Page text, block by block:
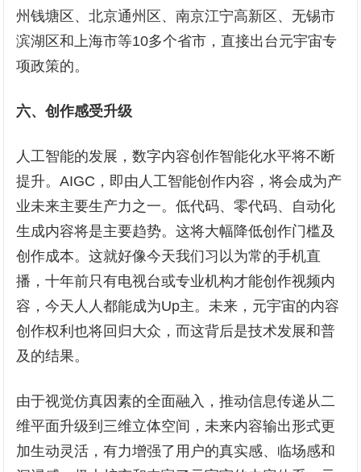
州钱塘区、北京通州区、南京江宁高新区、无锡市
滨湖区和上海市等10多个省市，直接出台元宇宙专
项政策的。
六、创作感受升级
人工智能的发展，数字内容创作智能化水平将不断
提升。AIGC，即由人工智能创作内容，将会成为产
业未来主要生产力之一。低代码、零代码、自动化
生成内容将是主要趋势。这将大幅降低创作门槛及
创作成本。这就好像今天我们习以为常的手机直
播，十年前只有电视台或专业机构才能创作视频内
容，今天人人都能成为Up主。未来，元宇宙的内容
创作权利也将回归大众，而这背后是技术发展和普
及的结果。
由于视觉仿真因素的全面融入，推动信息传递从二
维平面升级到三维立体空间，未来内容输出形式更
加生动灵活，有力增强了用户的真实感、临场感和